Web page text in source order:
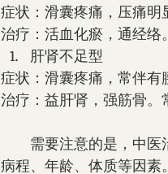
症状：滑囊疼痛，压痛明
治疗：活血化瘀，通经络
肝肾不足型
症状：滑囊疼痛，常伴有
治疗：益肝肾，强筋骨。
需要注意的是，中医
病程、年龄、体质等因素。